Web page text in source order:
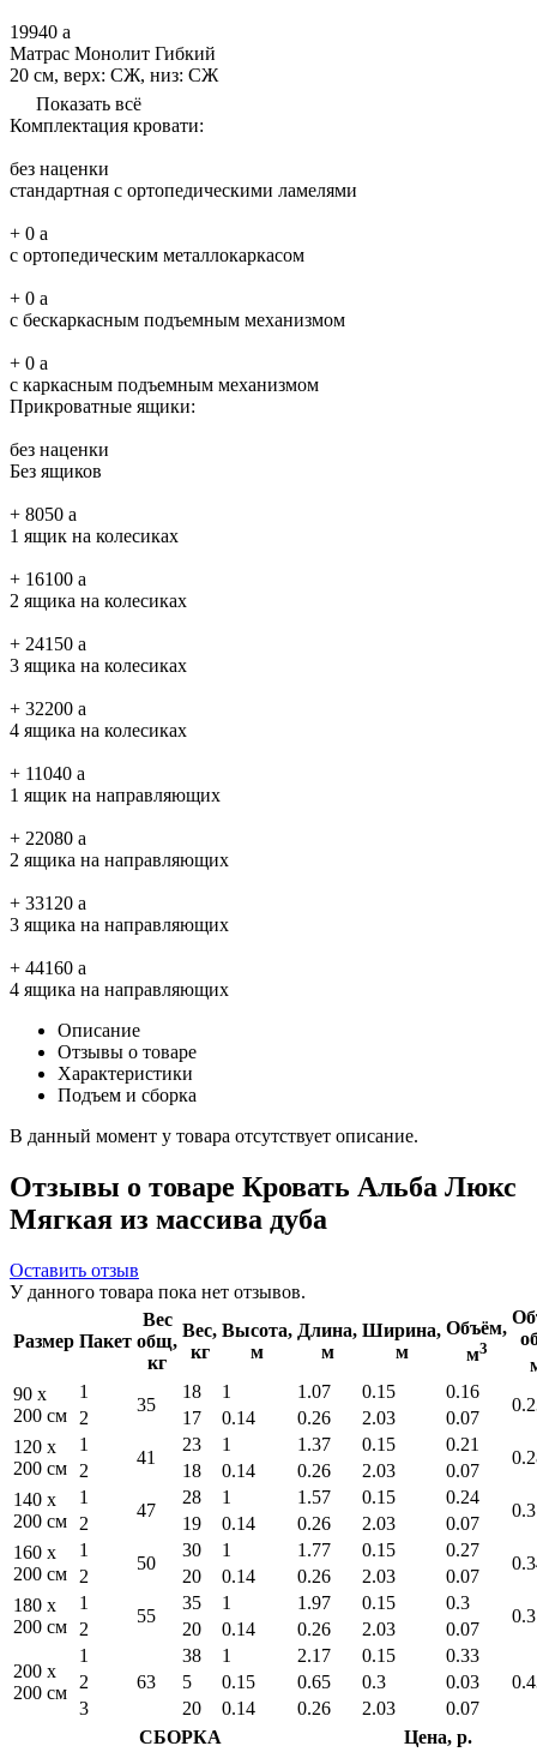
19940 a
Матрас Монолит Гибкий
20 см, верх: СЖ, низ: СЖ
Показать всё
Комплектация кровати:
без наценки
стандартная с ортопедическими ламелями
+ 0 a
с ортопедическим металлокаркасом
+ 0 a
с бескаркасным подъемным механизмом
+ 0 a
с каркасным подъемным механизмом
Прикроватные ящики:
без наценки
Без ящиков
+ 8050 a
1 ящик на колесиках
+ 16100 a
2 ящика на колесиках
+ 24150 a
3 ящика на колесиках
+ 32200 a
4 ящика на колесиках
+ 11040 a
1 ящик на направляющих
+ 22080 a
2 ящика на направляющих
+ 33120 a
3 ящика на направляющих
+ 44160 a
4 ящика на направляющих
Описание
Отзывы о товаре
Характеристики
Подъем и сборка
В данный момент у товара отсутствует описание.
Отзывы о товаре Кровать Альба Люкс
Мягкая из массива дуба
Оставить отзыв
У данного товара пока нет отзывов.
Размер Пакет
Вес
общ,
кг
Вес,
кг
Высота,
м
Длина,
м
Ширина,
м
Объём,
м3
90 x
200 см
1
35
18 1 1.07 0.15 0.16
2 17 0.14 0.26 2.03
0.07
120 x
200 см
1
41
23 1 1.37 0.15 0.21
2 18 0.14 0.26 2.03
0.07
140 x
200 см
1
47
28 1 1.57 0.15 0.24
2 19 0.14 0.26 2.03
0.07
160 x
200 см
1
50
30 1 1.77 0.15 0.27
2 20 0.14 0.26 2.03
0.07
180 x
200 см
1
55
35 1 1.97 0.15 0.3
2 20 0.14 0.26 2.03 0.07
200 x
200 см
1
63
38 1 2.17 0.15
0.33
2 5 0.15 0.65 0.3
0.03
3
20 0.14 0.26 2.03
0.07
СБОРКА
Цена, р.